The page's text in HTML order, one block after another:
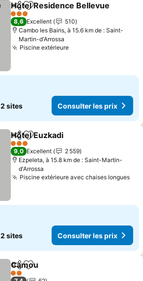
PartagerAjouter à mes favoris
Hotel Residence Bellevue
3 Étoiles
8,6 Excellent
510
Cambo les Bains, à 15.6 km de : Saint-
Martin-d'Arrossa
Piscine extérieureConsulter les prix
2 sites Consulter les prix
PartagerAjouter à mes favoris
Hôtel Euzkadi
3 Étoiles
9,0 Excellent
2 559
Ezpeleta, à 15.8 km de : Saint-Martin-
d'Arrossa
Piscine extérieure avec chaises longues
2 sites Consulter les prix
PartagerAjouter à mes favoris
Camou
2 Étoiles